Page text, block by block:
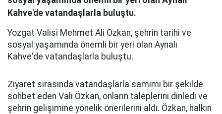
Kahve'de vatandaşlarla buluştu.
Yozgat Valisi Mehmet Ali Özkan, şehrin tarihi ve
sosyal yaşamında önemli bir yeri olan Aynalı
Kahve'de vatandaşlarla buluştu.
Ziyaret sırasında vatandaşlarla samimi bir şekilde
sohbet eden Vali Özkan, onların taleplerini dinledi ve
şehrin gelişimine yönelik önerilerini aldı. Özkan, halkın